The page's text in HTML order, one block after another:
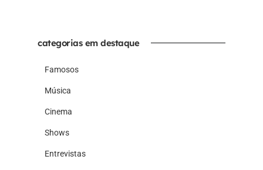
categorias em destaque
Famosos
Música
Cinema
Shows
Entrevistas